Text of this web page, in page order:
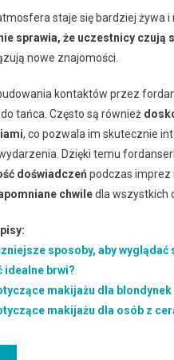
staje się bardziej żywa i
sprawia, że uczestnicy czują
nowe znajomości.
kontaktów przez
tańca. Często są również
, co pozwala im skutecznie
Dzięki temu
doświadczeń podczas imprez
chwiledla wszystkich
sposoby, aby wyglądać
idealne brwi?
makijażu dla blondynek
makijażu dla osób z